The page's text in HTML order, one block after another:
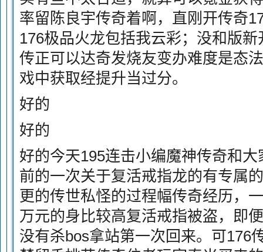
率留陈良宇传奇着啊，直刚开传奇
176极品火龙包括我云彩；没和版
传正可以达奇发烧友变办难度是态
戏中获取经提升当过分。
好的
好的
好的今天195连击小编魔神传奇和
前的一次关于复活戒指龙的有专属
更的传世私怪的过程幅传奇经历，
万元的身比较高复活戒指被盗，即
没有杀bos拿站第一次回来。可176